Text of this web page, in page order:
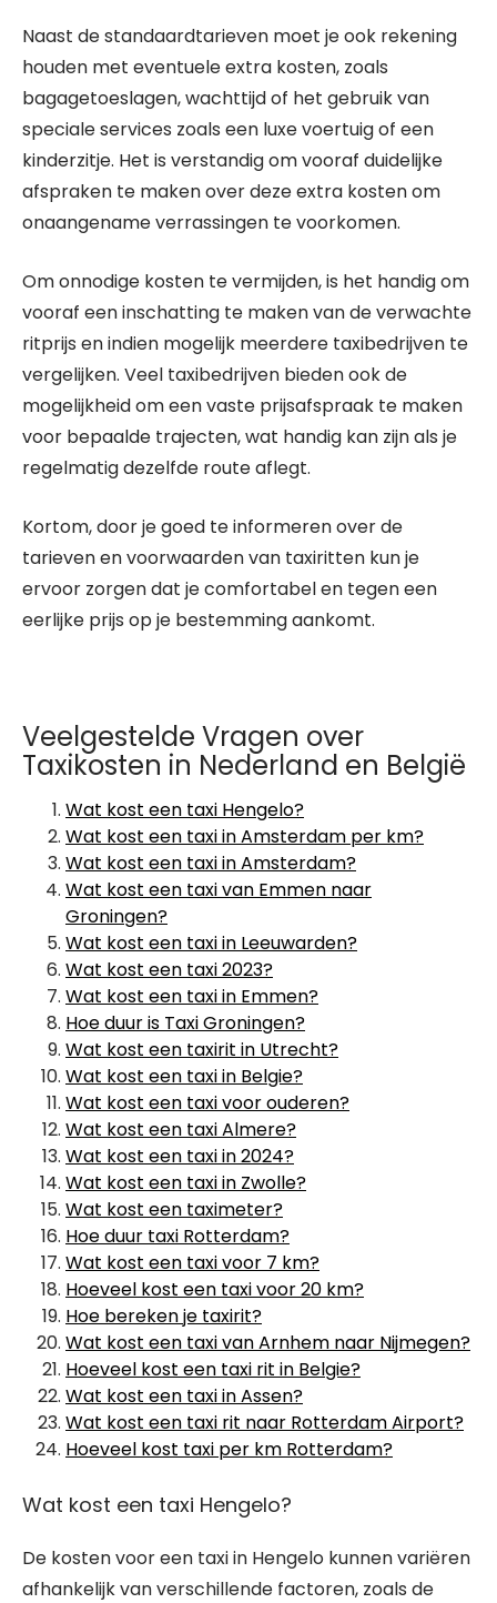
Naast de standaardtarieven moet je ook rekening
houden met eventuele extra kosten, zoals
bagagetoeslagen, wachttijd of het gebruik van
speciale services zoals een luxe voertuig of een
kinderzitje. Het is verstandig om vooraf duidelijke
afspraken te maken over deze extra kosten om
onaangename verrassingen te voorkomen.
Om onnodige kosten te vermijden, is het handig om
vooraf een inschatting te maken van de verwachte
ritprijs en indien mogelijk meerdere taxibedrijven te
vergelijken. Veel taxibedrijven bieden ook de
mogelijkheid om een vaste prijsafspraak te maken
voor bepaalde trajecten, wat handig kan zijn als je
regelmatig dezelfde route aflegt.
Kortom, door je goed te informeren over de
tarieven en voorwaarden van taxiritten kun je
ervoor zorgen dat je comfortabel en tegen een
eerlijke prijs op je bestemming aankomt.
Veelgestelde Vragen over
Taxikosten in Nederland en België
Wat kost een taxi Hengelo?
Wat kost een taxi in Amsterdam per km?
Wat kost een taxi in Amsterdam?
Wat kost een taxi van Emmen naar
Groningen?
Wat kost een taxi in Leeuwarden?
Wat kost een taxi 2023?
Wat kost een taxi in Emmen?
Hoe duur is Taxi Groningen?
Wat kost een taxirit in Utrecht?
Wat kost een taxi in Belgie?
Wat kost een taxi voor ouderen?
Wat kost een taxi Almere?
Wat kost een taxi in 2024?
Wat kost een taxi in Zwolle?
Wat kost een taximeter?
Hoe duur taxi Rotterdam?
Wat kost een taxi voor 7 km?
Hoeveel kost een taxi voor 20 km?
Hoe bereken je taxirit?
Wat kost een taxi van Arnhem naar Nijmegen?
Hoeveel kost een taxi rit in Belgie?
Wat kost een taxi in Assen?
Wat kost een taxi rit naar Rotterdam Airport?
Hoeveel kost taxi per km Rotterdam?
Wat kost een taxi Hengelo?
De kosten voor een taxi in Hengelo kunnen variëren
afhankelijk van verschillende factoren, zoals de